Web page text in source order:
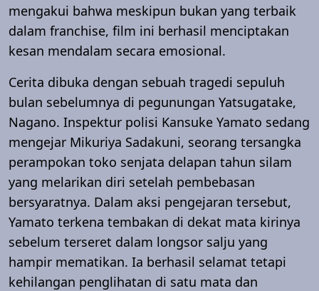
mengakui bahwa meskipun bukan yang terbaik
dalam franchise, film ini berhasil menciptakan
kesan mendalam secara emosional.
Cerita dibuka dengan sebuah tragedi sepuluh
bulan sebelumnya di pegunungan Yatsugatake,
Nagano. Inspektur polisi Kansuke Yamato sedang
mengejar Mikuriya Sadakuni, seorang tersangka
perampokan toko senjata delapan tahun silam
yang melarikan diri setelah pembebasan
bersyaratnya. Dalam aksi pengejaran tersebut,
Yamato terkena tembakan di dekat mata kirinya
sebelum terseret dalam longsor salju yang
hampir mematikan. Ia berhasil selamat tetapi
kehilangan penglihatan di satu mata dan